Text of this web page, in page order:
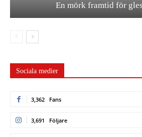
En mörk framtid för
Sociala medier
3,362 Fans
3,691 Följare